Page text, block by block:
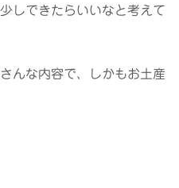
しできたらいいなと考えて
んな内容で、しかもお土産